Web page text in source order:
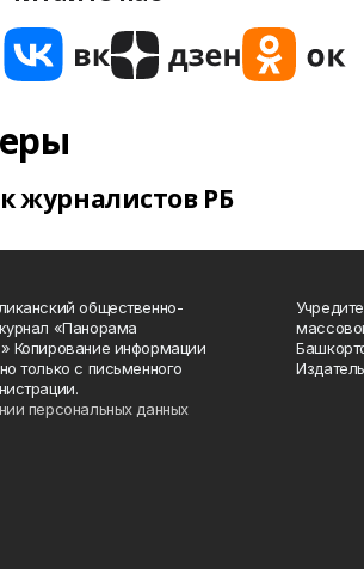
журналистов РБ
общественно-
«Панорама
Копирование информации
только с письменного
персональных данных